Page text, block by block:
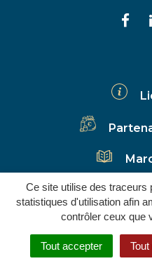
Ce site utilise des traceurs
statistiques d'utilisation afin
contrôler ceux que
Tout accepterGESTION